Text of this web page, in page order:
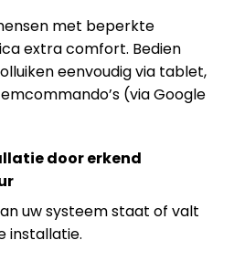
met beperkte
extra comfort. Bedien
eenvoudig via tablet,
(via Google
door erkend
uw systeem staat of valt
installatie.